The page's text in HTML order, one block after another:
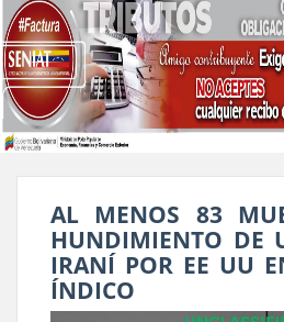
AL MENOS 83
HUNDIMIENTO DE
IRANÍ POR EE UU
ÍNDICO